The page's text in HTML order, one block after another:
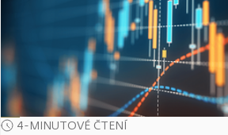
4-MINUTOVÉ ČTENÍ